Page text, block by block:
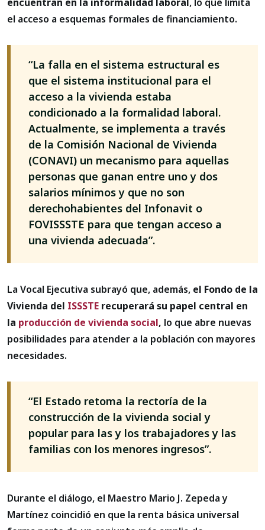
el acceso a esquemas formales de financiamiento.
“La falla en el sistema estructural es
que el sistema institucional para el
acceso a la vivienda estaba
condicionado a la formalidad laboral.
Actualmente, se implementa a través
de la Comisión Nacional de Vivienda
(CONAVI) un mecanismo para aquellas
personas que ganan entre uno y dos
salarios mínimos y que no son
derechohabientes del Infonavit o
FOVISSSTE para que tengan acceso a
una vivienda adecuada”.
La Vocal Ejecutiva subrayó que, además, el Fondo de la
Vivienda del ISSSTE recuperará su papel central en
la producción de vivienda social, lo que abre nuevas
posibilidades para atender a la población con mayores
necesidades.
“El Estado retoma la rectoría de la
construcción de la vivienda social y
popular para las y los trabajadores y las
familias con los menores ingresos”.
Durante el diálogo, el Maestro Mario J. Zepeda y
Martínez coincidió en que la renta básica universal